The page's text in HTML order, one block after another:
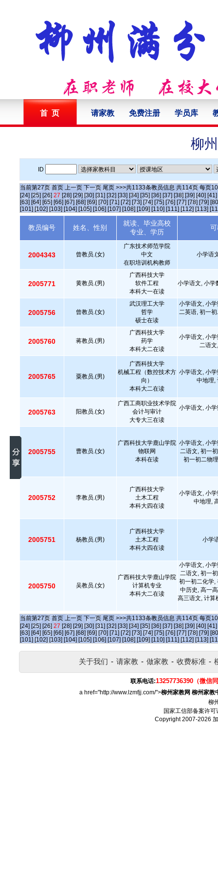
首 页 请家教 免费注册 学员库
柳
ID
当前第27页 首页 上一页 下一页 尾页 >>>共1133条教员信息 共114页 每页10
[24] [25] [26] 27 [28] [29] [30] [31] [32] [33] [34] [35] [36] [37] [38] [39] [40] [41]
[63] [64] [65] [66] [67] [68] [69] [70] [71] [72] [73] [74] [75] [76] [77] [78] [79]
[101] [102] [103] [104] [105] [106] [107] [108] [109] [110] [111] [112] [113]
教员编号 姓名、性别
就读、毕业高校
专业、学历
2004343 曾教员.(女)
广东技术师范学院
中文
在职培训机构教师
小学语
2005771 黄教员.(男)
广西科技大学
软件工程
本科大一在读
小学语文, 小学
2005756 曾教员.(女)
武汉理工大学
哲学
硕士在读
小学语文, 小
二英语, 初一
2005760 蒋教员.(男)
广西科技大学
药学
本科大二在读
小学语文, 小
二语
2005765 粟教员.(男)
广西科技大学
机械工程（数控技术方
向）
本科大二在读
小学语文, 小
中地理,
2005763 阳教员.(女)
广西工商职业技术学院
会计与审计
大专大三在读
小学语文, 小
2005755 曹教员.(女)
广西科技大学鹿山学院
物联网
本科在读
小学语文, 小
二语文, 初一
初一初二物
2005752 李教员.(男)
广西科技大学
土木工程
本科大四在读
小学语文, 小
中地理,
2005751 杨教员.(男)
广西科技大学
土木工程
本科大四在读
小学
2005750 吴教员.(女)
广西科技大学鹿山学院
计算机专业
本科大二在读
小学语文, 小
二语文, 初一
初一初二化学,
中历史, 高一
高三语文, 计算
当前第27页 首页 上一页 下一页 尾页 >>>共1133条教员信息 共114页 每页10
[24] [25] [26] 27 [28] [29] [30] [31] [32] [33] [34] [35] [36] [37] [38] [39] [40] [41]
[63] [64] [65] [66] [67] [68] [69] [70] [71] [72] [73] [74] [75] [76] [77] [78] [79]
[101] [102] [103] [104] [105] [106] [107] [108] [109] [110] [111] [112] [113]
关于我们 - 请家教 - 做家教 - 收费标准 -
联系电话:13257736390（微信
a href="http://www.lzmfjj.com/">柳州家教网 柳州家教
柳
国家工信部备案许可
Copyright 2007-2026